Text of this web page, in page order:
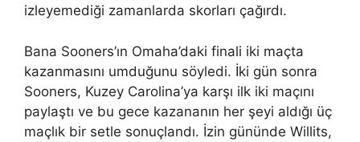
izleyemediği zamanlarda skorları çağırdı.
Bana Sooners’ın Omaha’daki finali iki maçta
kazanmasını umduğunu söyledi. İki gün sonra
Sooners, Kuzey Carolina’ya karşı ilk iki maçını
paylaştı ve bu gece kazananın her şeyi aldığı üç
maçlık bir setle sonuçlandı. İzin gününde Willits,